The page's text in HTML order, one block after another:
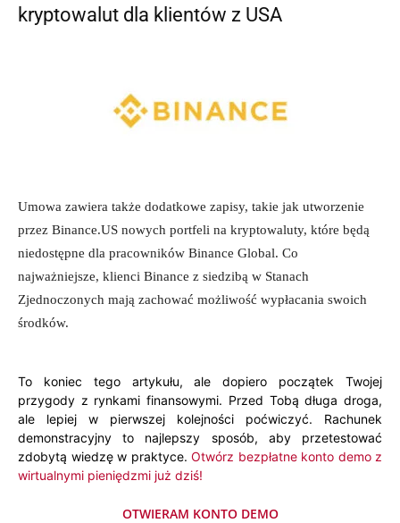
kryptowalut dla klientów z USA
Umowa zawiera także dodatkowe zapisy, takie jak utworzenie
przez Binance.US nowych portfeli na kryptowaluty, które będą
niedostępne dla pracowników Binance Global. Co
najważniejsze, klienci Binance z siedzibą w Stanach
Zjednoczonych mają zachować możliwość wypłacania swoich
środków.
To koniec tego artykułu, ale dopiero początek Twojej
przygody z rynkami finansowymi. Przed Tobą długa droga,
ale lepiej w pierwszej kolejności poćwiczyć. Rachunek
demonstracyjny to najlepszy sposób, aby przetestować
zdobytą wiedzę w praktyce. Otwórz bezpłatne konto demo z
wirtualnymi pieniędzmi już dziś!
OTWIERAM KONTO DEMO